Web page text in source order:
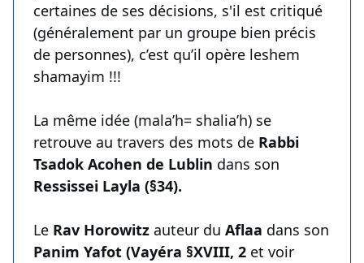
certaines de ses décisions, s'il est critiqué
(généralement par un groupe bien précis
de personnes), c’est qu’il opère leshem
shamayim !!!
La même idée (mala’h= shalia’h) se
retrouve au travers des mots de Rabbi
Tsadok Acohen de Lublin dans son
Ressissei Layla (§34).
Le Rav Horowitz auteur du Aflaa dans son
Panim Yafot (Vayéra §XVIII, 2 et voir